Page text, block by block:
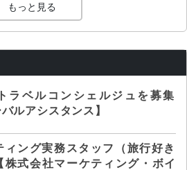
もっと見る
ラベルコンシェルジュを募集
ルアシスタンス】
ィング実務スタッフ（旅行好き
株式会社マーケティング・ボイ